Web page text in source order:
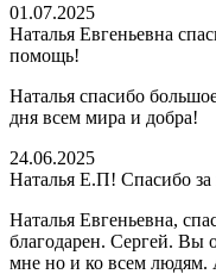
01.07.2025
Наталья Евгеньевна
помощь!
Наталья спасибо
дня всем мира и добра!
24.06.2025
Наталья Е.П! Спасибо
Наталья Евгеньевна,
благодарен. Сергей. Вы
мне но и ко всем людям.